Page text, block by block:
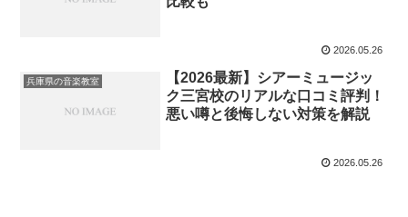
2026.05.26
兵庫県の音楽教室
【2026最新】シアーミュージッ
ク三宮校のリアルな口コミ評判！
悪い噂と後悔しない対策を解説
2026.05.26